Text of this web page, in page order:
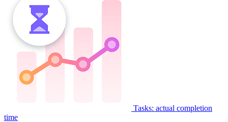
Tasks: actual completion
time